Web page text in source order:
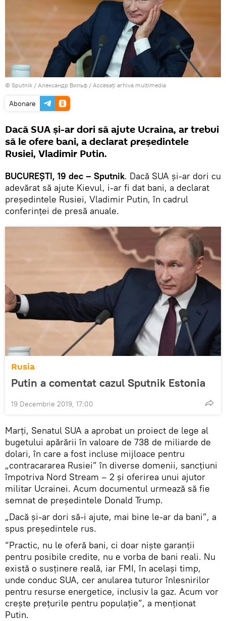
© Sputnik / Александр Вильф / Accesați arhiva multimedia
Abonare
Dacă SUA și-ar dori să ajute Ucraina, ar trebui
să le ofere bani, a declarat președintele
Rusiei, Vladimir Putin.
BUCUREȘTI, 19 dec – Sputnik. Dacă SUA și-ar dori cu
adevărat să ajute Kievul, i-ar fi dat bani, a declarat
președintele Rusiei, Vladimir Putin, în cadrul
conferinței de presă anuale.
Rusia
Putin a comentat cazul Sputnik Estonia
19 Decembrie 2019, 17:00
Marți, Senatul SUA a aprobat un proiect de lege al
bugetului apărării în valoare de 738 de miliarde de
dolari, în care a fost incluse mijloace pentru
„contracararea Rusiei” în diverse domenii, sancțiuni
împotriva Nord Stream – 2 și oferirea unui ajutor
militar Ucrainei. Acum documentul urmează să fie
semnat de președintele Donald Trump.
„Dacă și-ar dori să-i ajute, mai bine le-ar da bani”, a
spus președintele rus.
“Practic, nu le oferă bani, ci doar niște garanții
pentru posibile credite, nu e vorba de bani reali. Nu
există o susținere reală, iar FMI, în același timp,
unde conduc SUA, cer anularea tuturor înlesnirilor
pentru resurse energetice, inclusiv la gaz. Acum vor
crește prețurile pentru populație”, a menționat
Putin.